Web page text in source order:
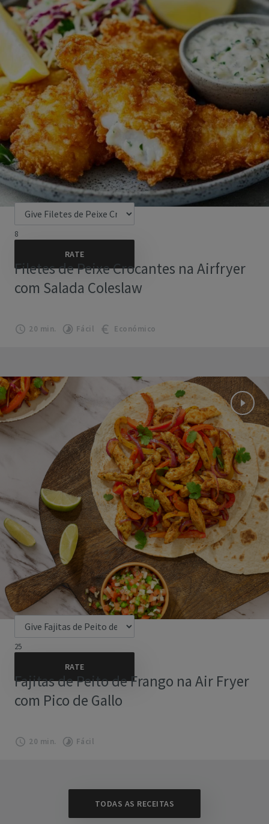
8
Filetes de Peixe Crocantes na Airfryer
com Salada Coleslaw
20 min. Fácil Económico
25
Fajitas de Peito de Frango na Air Fryer
com Pico de Gallo
20 min. Fácil
TODAS AS RECEITAS